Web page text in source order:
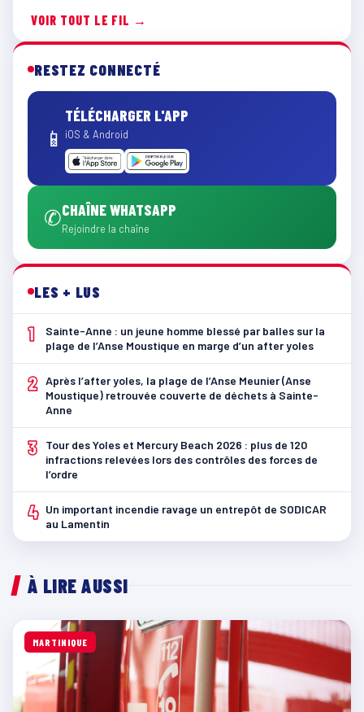
VOIR TOUT LE FIL →
RESTEZ CONNECTÉ
📱
TÉLÉCHARGER L'APP
iOS & Android
✆CHAÎNE WHATSAPP
Rejoindre la chaîne
LES + LUS
1
Sainte-Anne : un jeune homme blessé par balles sur la
plage de l’Anse Moustique en marge d’un after yoles
2 Après l’after yoles, la plage de l’Anse Meunier (Anse
Moustique) retrouvée couverte de déchets à Sainte-
Anne
3
Tour des Yoles et Mercury Beach 2026 : plus de 120
infractions relevées lors des contrôles des forces de
l’ordre
4 Un important incendie ravage un entrepôt de SODICAR
au Lamentin
À LIRE AUSSI
MARTINIQUE